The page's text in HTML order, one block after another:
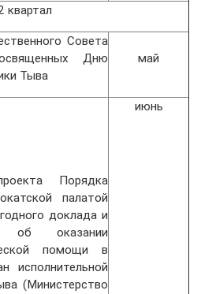
квартал
Совета
Дню
Тыва
май
Порядка
палатой
доклада и
об оказании
помощи в
исполнительной
(Министерство
июнь